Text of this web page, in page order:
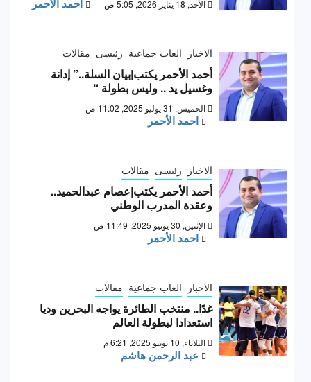
الأحد, 18 يناير 2026, 5:05 ص احمد الأحمر
الاخبار العاب جماعية رئيسى مقالات
أحمد الأحمر يكتب|بيان السلة..” إدانة
وغسيل يد .. وليس بطولة “
الخميس, 31 يوليو 2025, 11:02 ص
احمد الأحمر
الاخبار رئيسى مقالات
أحمد الأحمر يكتب|عصام عبدالحميد..
وعقدة المدرب الوطني
الإثنين, 30 يونيو 2025, 11:49 ص
احمد الأحمر
الاخبار العاب جماعية مقالات
غدًا.. منتخب الطائرة يواجه البحرين وديا
استعدادا لبطولة العالم
الثلاثاء, 10 يونيو 2025, 6:21 م
عبد الرحمن هاشم